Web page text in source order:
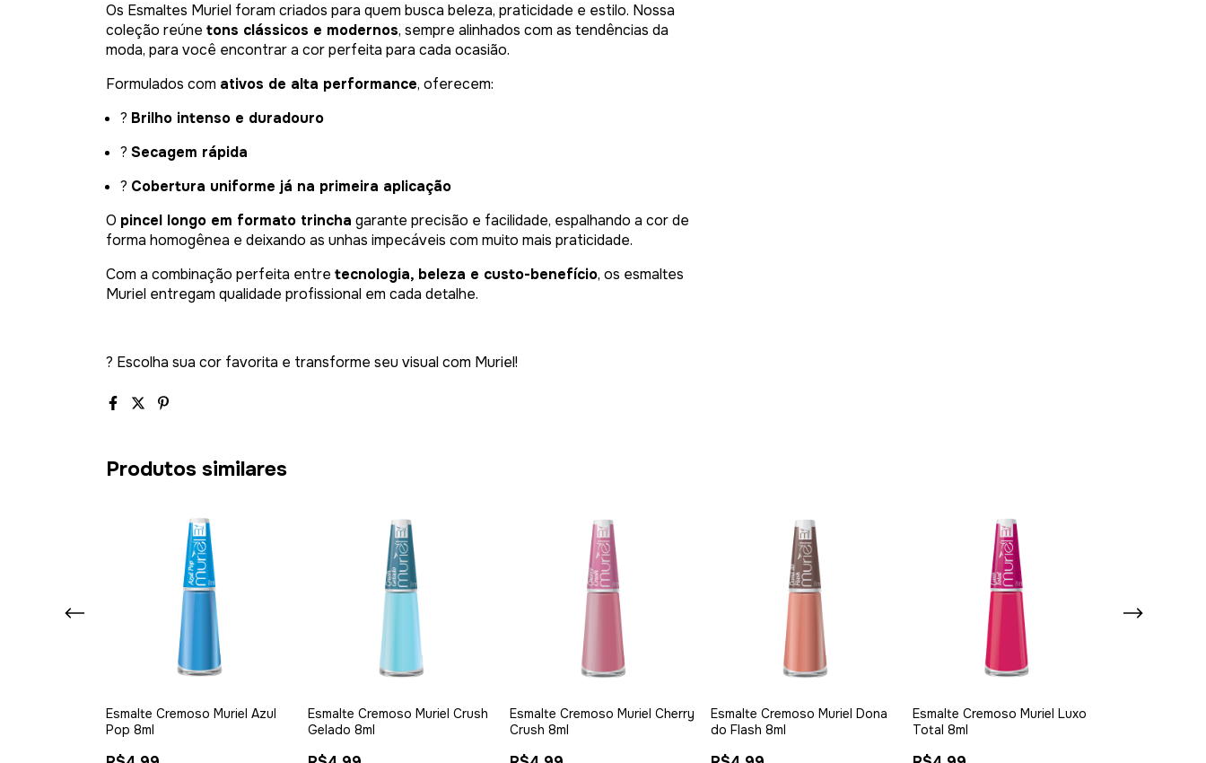
Os Esmaltes Muriel foram criados para quem busca beleza, praticidade e estilo. Nossa
coleção reúne tons clássicos e modernos, sempre alinhados com as tendências da
moda, para você encontrar a cor perfeita para cada ocasião.
Formulados com ativos de alta performance, oferecem:
? Brilho intenso e duradouro
? Secagem rápida
? Cobertura uniforme já na primeira aplicação
O pincel longo em formato trincha garante precisão e facilidade, espalhando a cor de
forma homogênea e deixando as unhas impecáveis com muito mais praticidade.
Com a combinação perfeita entre tecnologia, beleza e custo-benefício, os esmaltes
Muriel entregam qualidade profissional em cada detalhe.
? Escolha sua cor favorita e transforme seu visual com Muriel!
Produtos similares
Esmalte Cremoso Muriel Azul
Pop 8ml
Esmalte Cremoso Muriel Crush
Gelado 8ml
Esmalte Cremoso Muriel Cherry
Crush 8ml
Esmalte Cremoso Muriel Dona
do Flash 8ml
Esmalte Cremoso Muriel Luxo
Total 8ml